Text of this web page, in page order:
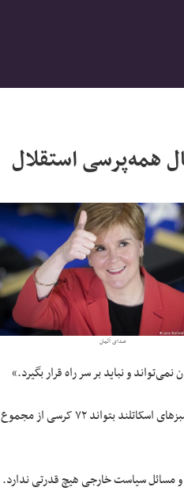
همه‌پرسی استقلال
صدای آلمان
و نباید بر سر راه قرار بگیرد.»
اگرچه حزب ملی اسکاتلند برای تثبیت اکثریت پارلمانی یک کرسی کمتر از حد نصاب لازم دارد، احتمالا با حمایت حزب سبزهای اسکاتلند بتواند ٧٢ کرسی از مجموع
مسائل سیاست خارجی هیچ قدرتی ندارد.